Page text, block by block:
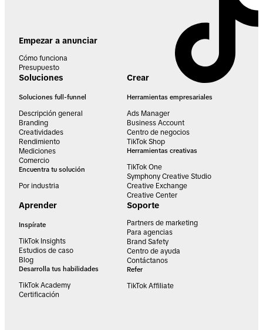
Empezar a anunciar
Cómo funciona
Presupuesto
Soluciones
Soluciones full-funnel
Descripción general
Branding
Creatividades
Rendimiento
Mediciones
Comercio
Encuentra tu solución
Por industria
Crear
Herramientas empresariales
Ads Manager
Business Account
Centro de negocios
TikTok Shop
Herramientas creativas
TikTok One
Symphony Creative Studio
Creative Exchange
Creative Center
Aprender
Inspírate
TikTok Insights
Estudios de caso
Blog
Desarrolla tus habilidades
TikTok Academy
Certificación
Soporte
Partners de marketing
Para agencias
Brand Safety
Centro de ayuda
Contáctanos
Refer
TikTok Affiliate